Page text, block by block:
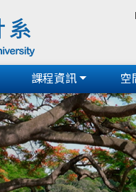
課程資訊 空